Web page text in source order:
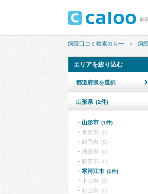
病
病院口コミ検索カルー 病
エリアを絞り込む
都道府県を選択
山形県 (2件)
山形市 (1件)
米沢市 (0)
鶴岡市 (0)
酒田市 (0)
新庄市 (0)
寒河江市 (1件)
上山市 (0)
村山市 (0)